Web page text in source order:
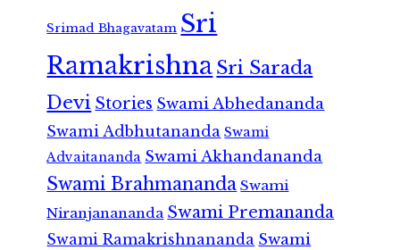
Srimad Bhagavatam Sri
RamakrishnaSri Sarada
Devi Stories Swami Abhedananda
Swami Adbhutananda Swami
Advaitananda Swami Akhandananda
Swami Brahmananda Swami
Niranjanananda Swami Premananda
Swami Ramakrishnananda Swami